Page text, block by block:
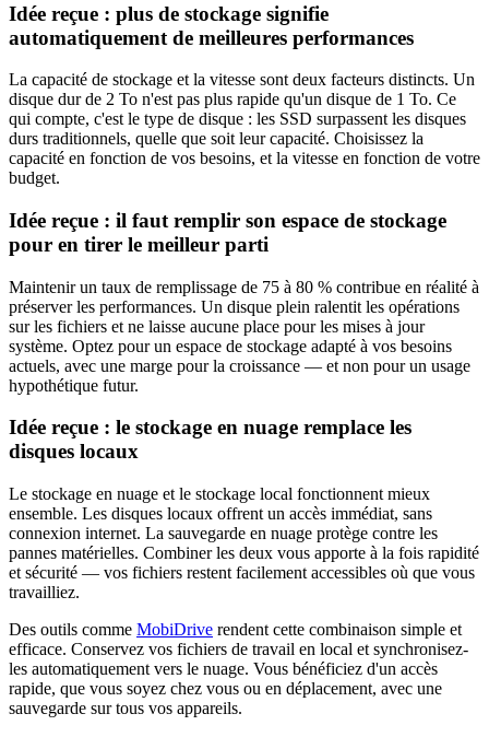
Idée reçue : plus de stockage signifie
automatiquement de meilleures performances
La capacité de stockage et la vitesse sont deux facteurs distincts. Un
disque dur de 2 To n'est pas plus rapide qu'un disque de 1 To. Ce
qui compte, c'est le type de disque : les SSD surpassent les disques
durs traditionnels, quelle que soit leur capacité. Choisissez la
capacité en fonction de vos besoins, et la vitesse en fonction de votre
budget.
Idée reçue : il faut remplir son espace de stockage
pour en tirer le meilleur parti
Maintenir un taux de remplissage de 75 à 80 % contribue en réalité à
préserver les performances. Un disque plein ralentit les opérations
sur les fichiers et ne laisse aucune place pour les mises à jour
système. Optez pour un espace de stockage adapté à vos besoins
actuels, avec une marge pour la croissance — et non pour un usage
hypothétique futur.
Idée reçue : le stockage en nuage remplace les
disques locaux
Le stockage en nuage et le stockage local fonctionnent mieux
ensemble. Les disques locaux offrent un accès immédiat, sans
connexion internet. La sauvegarde en nuage protège contre les
pannes matérielles. Combiner les deux vous apporte à la fois rapidité
et sécurité — vos fichiers restent facilement accessibles où que vous
travailliez.
Des outils comme MobiDrive rendent cette combinaison simple et
efficace. Conservez vos fichiers de travail en local et synchronisez-
les automatiquement vers le nuage. Vous bénéficiez d'un accès
rapide, que vous soyez chez vous ou en déplacement, avec une
sauvegarde sur tous vos appareils.